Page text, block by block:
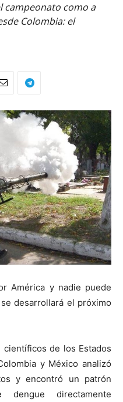
campeonato como a
Colombia: el
América y nadie puede
desarrollará el próximo
de los Estados
y México analizó
y encontró un patrón
directamente